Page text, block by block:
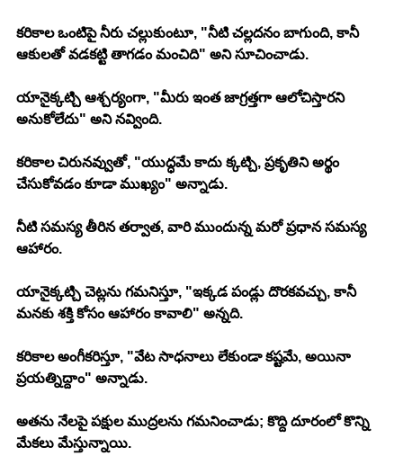
కరికాల ఒంటిపై నీరు చల్లుకుంటూ, "నీటి చల్లదనం బాగుంది, కానీ
ఆకులతో వడకట్టి తాగడం మంచిది" అని సూచించాడు.
యానైక్కట్చి ఆశ్చర్యంగా, "మీరు ఇంత జాగ్రత్తగా ఆలోచిస్తారని
అనుకోలేదు" అని నవ్వింది.
కరికాల చిరునవ్వుతో, "యుద్ధమే కాదు క్కట్చి, ప్రకృతిని అర్థం
చేసుకోవడం కూడా ముఖ్యం" అన్నాడు.
నీటి సమస్య తీరిన తర్వాత, వారి ముందున్న మరో ప్రధాన సమస్య
ఆహారం.
యానైక్కట్చి చెట్లను గమనిస్తూ, "ఇక్కడ పండ్లు దొరకవచ్చు, కానీ
మనకు శక్తి కోసం ఆహారం కావాలి" అన్నది.
కరికాల అంగీకరిస్తూ, "వేట సాధనాలు లేకుండా కష్టమే, అయినా
ప్రయత్నిద్దాం" అన్నాడు.
అతను నేలపై పక్షుల ముద్రలను గమనించాడు; కొద్ది దూరంలో కొన్ని
మేకలు మేస్తున్నాయి.